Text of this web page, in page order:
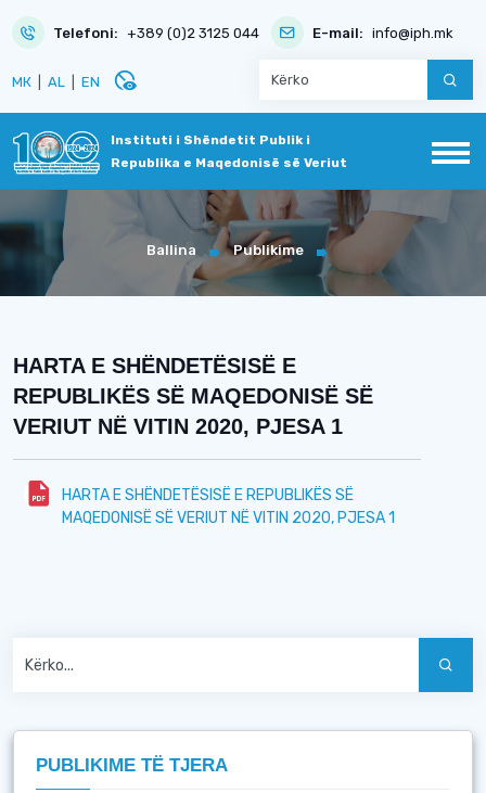
Telefoni: +389 (0)2 3125 044 E-mail: info@iph.mk
МК AL EN disabled_visible
Instituti i Shëndetit Publik i
Republika e Maqedonisë së Veriut
Ballina Publikime
HARTA E SHËNDETËSISË E
REPUBLIKËS SË MAQEDONISË SË
VERIUT NË VITIN 2020, PJESA 1
HARTA E SHËNDETËSISË E REPUBLIKËS SË
MAQEDONISË SË VERIUT NË VITIN 2020, PJESA 1
PUBLIKIME TË TJERA